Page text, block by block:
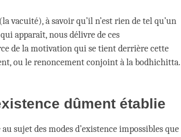
vacuité), à savoir qu’il n’est rien de tel qu’un
apparaît, nous délivre de ces
de la motivation qui se tient derrière cette
ou le renoncement conjoint à la bodhichitta.
dûment établie
sujet des modes d’existence impossibles que